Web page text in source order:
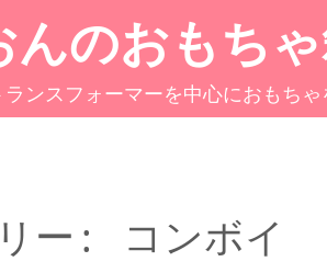
んのおもち
ランスフォーマーを中心におもち
ー: コンボイ